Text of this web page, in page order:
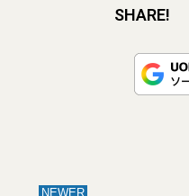
SHARE!
NEWER